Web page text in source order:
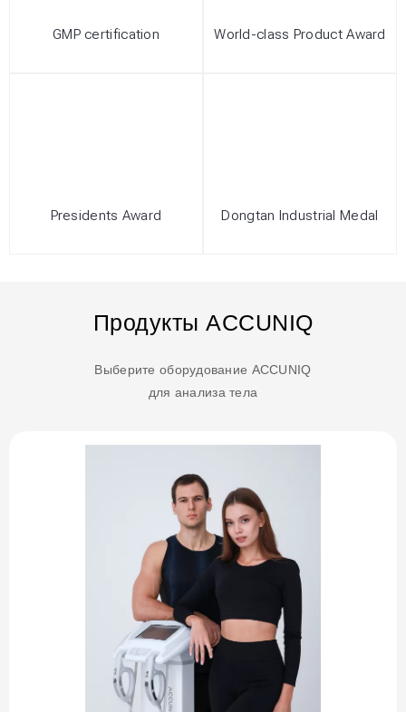
GMP certification World-class Product Award
Presidents Award Dongtan Industrial Medal
Продукты ACCUNIQ
Выберите оборудование ACCUNIQ
для анализа тела